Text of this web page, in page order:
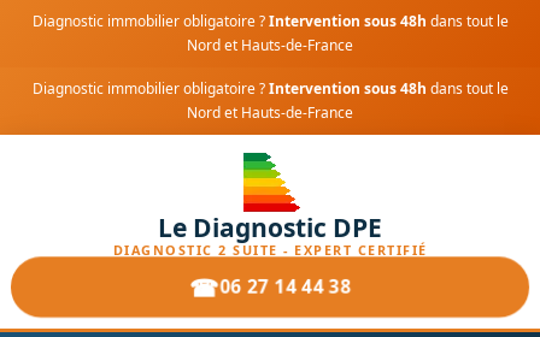
Diagnostic immobilier obligatoire ?Intervention sous 48h dans tout le
Nord et Hauts-de-France
Diagnostic immobilier obligatoire ?Intervention sous 48h dans tout le
Nord et Hauts-de-France
Le Diagnostic DPE
DIAGNOSTIC 2 SUITE - EXPERT CERTIFIÉ
06 27 14 44 38